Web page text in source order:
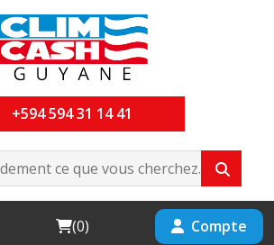
+594 594 31 14 41
Cart
(0) Compte